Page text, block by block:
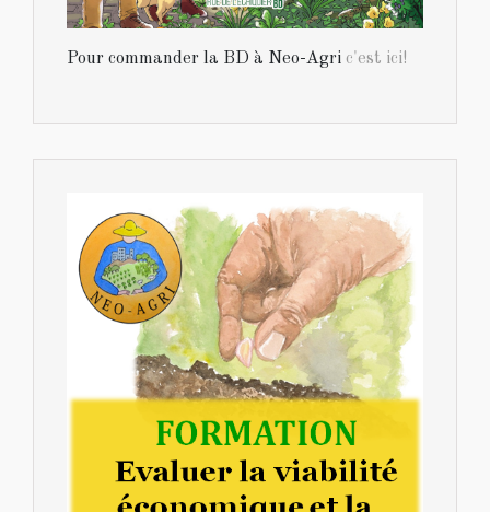
Pour commander la BD à Neo-Agri c'est ici!